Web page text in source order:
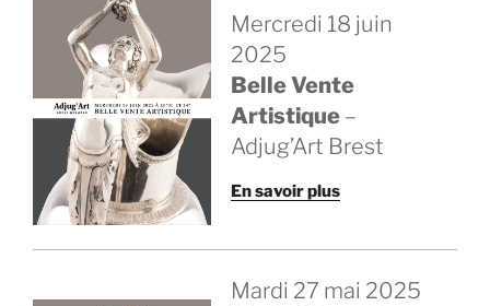
Mercredi 18 juin
2025
Belle Vente
Artistique –
Adjug’Art Brest
En savoir plus
Mardi 27 mai 2025